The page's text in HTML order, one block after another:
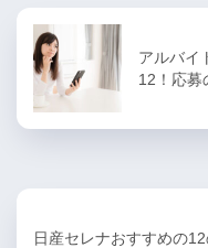
アルバイ
12！応募
日産セレナおすすめの